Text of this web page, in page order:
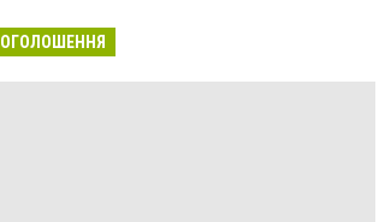
ОГОЛОШЕННЯ